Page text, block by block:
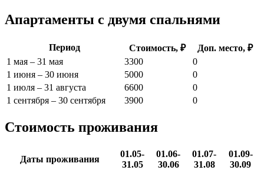
Апартаменты с двумя спальнями
Период Стоимость, ₽
Доп. место, ₽
1 мая – 31 мая
3300
0
1 июня – 30 июня
5000
0
1 июля – 31 августа
6600
0
1 сентября – 30 сентября
3900 0
Стоимость проживания
Даты проживания
01.05-
31.05
01.06-
30.06
01.07-
31.08
01.09-
30.09